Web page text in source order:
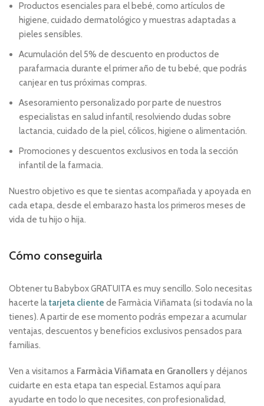
Productos esenciales para el bebé, como artículos de
higiene, cuidado dermatológico y muestras adaptadas a
pieles sensibles.
Acumulación del 5% de descuento en productos de
parafarmacia durante el primer año de tu bebé, que podrás
canjear en tus próximas compras.
Asesoramiento personalizado por parte de nuestros
especialistas en salud infantil, resolviendo dudas sobre
lactancia, cuidado de la piel, cólicos, higiene o alimentación.
Promociones y descuentos exclusivos en toda la sección
infantil de la farmacia.
Nuestro objetivo es que te sientas acompañada y apoyada en
cada etapa, desde el embarazo hasta los primeros meses de
vida de tu hijo o hija.
Cómo conseguirla
Obtener tu Babybox GRATUITA es muy sencillo. Solo necesitas
hacerte latarjeta cliente de Farmàcia Viñamata (si todavía no la
tienes). A partir de ese momento podrás empezar a acumular
ventajas, descuentos y beneficios exclusivos pensados para
familias.
Ven a visitarnos a Farmàcia Viñamata en Granollers y déjanos
cuidarte en esta etapa tan especial. Estamos aquí para
ayudarte en todo lo que necesites, con profesionalidad,